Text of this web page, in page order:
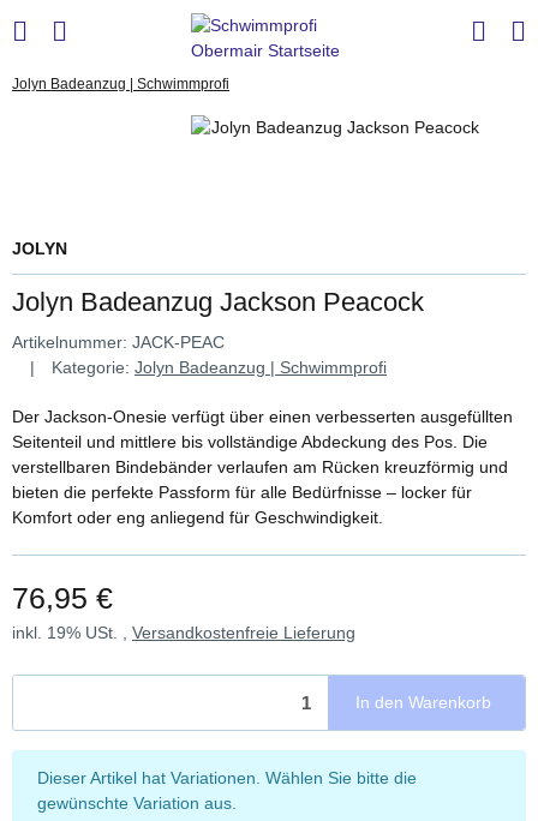
Jolyn Badeanzug | Schwimmprofi
JOLYN
Jolyn Badeanzug Jackson Peacock
Artikelnummer: JACK-PEAC
Kategorie: Jolyn Badeanzug | Schwimmprofi
Der Jackson-Onesie verfügt über einen verbesserten ausgefüllten
Seitenteil und mittlere bis vollständige Abdeckung des Pos. Die
verstellbaren Bindebänder verlaufen am Rücken kreuzförmig und
bieten die perfekte Passform für alle Bedürfnisse – locker für
Komfort oder eng anliegend für Geschwindigkeit.
76,95 €
inkl. 19% USt. , Versandkostenfreie Lieferung
In den Warenkorb
x
Dieser Artikel hat Variationen. Wählen Sie bitte die
gewünschte Variation aus.